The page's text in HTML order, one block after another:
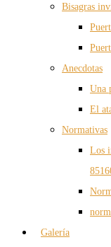
Bisagras
Anecdotas
Una
El
Normativas
Los
Galería